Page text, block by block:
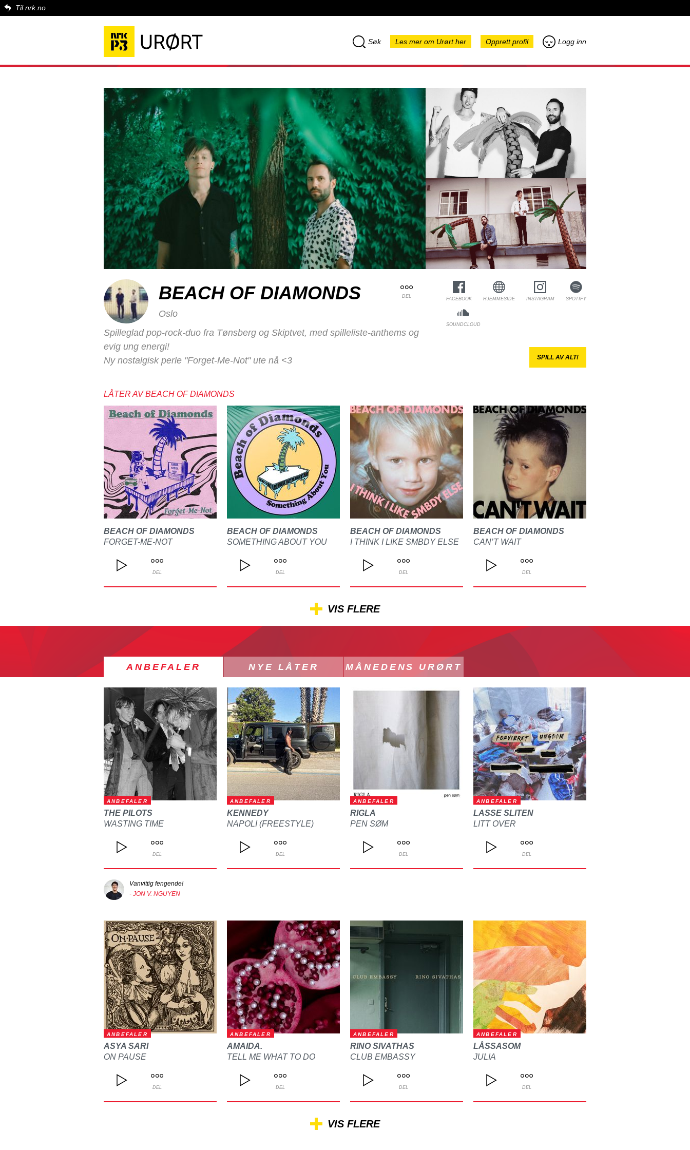
Til nrk.no
Søk Les mer om Urørt her Opprett profil Logg inn
DEL
BEACH OF DIAMONDS
Oslo
Spilleglad pop-rock-duo fra Tønsberg og Skiptvet, med spilleliste-anthems og
evig ung energi!
Ny nostalgisk perle "Forget-Me-Not" ute nå <3
FACEBOOK HJEMMESIDE INSTAGRAM SPOTIFY
SOUNDCLOUD
SPILL AV ALT!
LÅTER AV BEACH OF DIAMONDS
BEACH OF DIAMONDS
FORGET-ME-NOT
DEL
BEACH OF DIAMONDS
SOMETHING ABOUT YOU
DEL
BEACH OF DIAMONDS
I THINK I LIKE SMBDY ELSE
DEL
BEACH OF DIAMONDS
CAN’T WAIT
DEL
VIS FLERE
ANBEFALER NYE LÅTER MÅNEDENS URØRT
ANBEFALER
THE PILOTS
WASTING TIME
DEL
Vanvittig fengende!
- JON V. NGUYEN
ANBEFALER
KENNEDY
NAPOLI (FREESTYLE)
DEL
ANBEFALER
RIGLA
PEN SØM
DEL
ANBEFALER
LASSE SLITEN
LITT OVER
DEL
ANBEFALER
ASYA SARI
ON PAUSE
DEL
ANBEFALER
AMAIDA.
TELL ME WHAT TO DO
DEL
ANBEFALER
RINO SIVATHAS
CLUB EMBASSY
DEL
ANBEFALER
LÅSSASOM
JULIA
DEL
VIS FLERE